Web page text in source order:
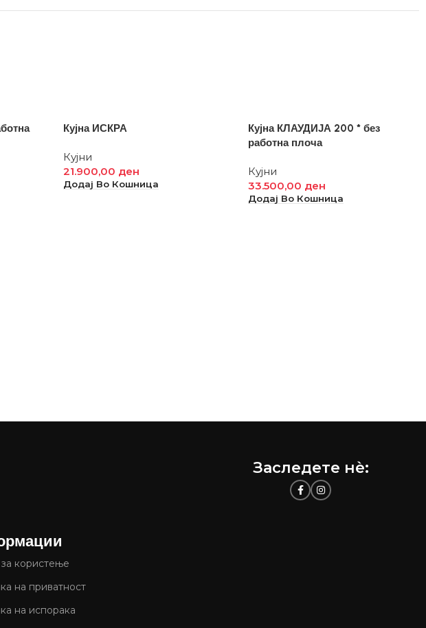
Кујна ИСКРА
Кујни
21.900,00 ден
Додај Во Кошница
Кујна КЛАУДИЈА 200 * без
работна плоча
Кујни
33.500,00 ден
Додај Во Кошница
користење
на приватност
на испорака
Заследете нѐ: